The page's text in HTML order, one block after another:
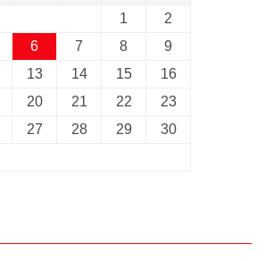
1
2
6 7 8
9
13 14 15
16
20 21 22
23
27 28 29
30